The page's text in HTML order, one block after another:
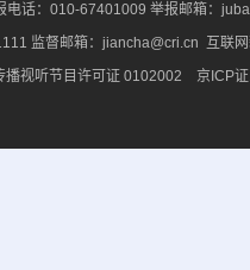
电话：010-67401009 举报邮箱：
监督邮箱：jiancha@cri.cn 互联
播视听节目许可证 0102002 京ICP